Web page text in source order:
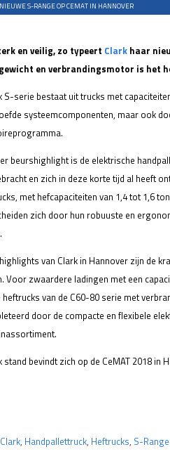
S-RANGE OP CEMAT IN HANNOVER
en veilig, zo typeert Clark haar
en verbrandingsmotor is het
S-serie bestaat uit trucks met
systeemcomponenten, maar ook
beurshighlight is de elektrische
en zich in deze korte tijd al heeft
met hefcapaciteiten van 1,4 tot 1,6
zich door hun robuuste en
van Clark in Hannover zijn de
Voor zwaardere ladingen met een
heftrucks van de C60-80 serie met
door de compacte en flexibele
stand bevindt zich op de CeMAT 2018 in
Clark, Handpallettruck, Heftrucks, S-Range